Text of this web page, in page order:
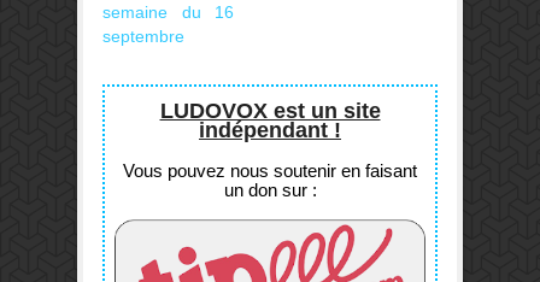
semaine du 16
septembre
LUDOVOX est un site
indépendant !
Vous pouvez nous soutenir en faisant
un don sur :